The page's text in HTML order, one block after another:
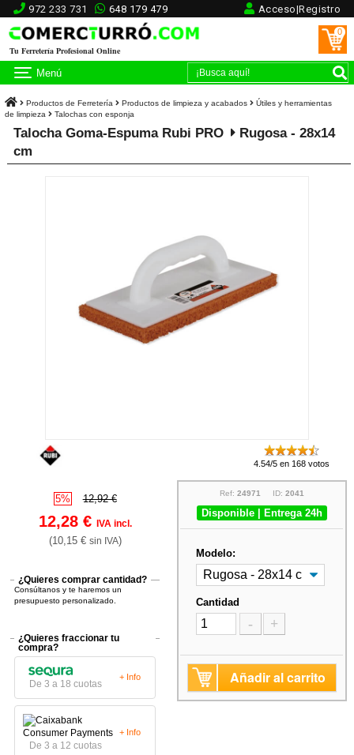
972 233 731 648 179 479 Acceso|Registro
Tu Ferretería Profesional Online
0
Menú
Productos de Ferretería Productos de limpieza y acabados
Útiles y herramientas
de limpieza
Talochas con esponja
Talocha Goma-Espuma Rubi PRO
Rugosa - 28x14
cm
4.54/5 en 168 votos
5% 12,92 €
12,28 € IVA incl.
(10,15 € sin IVA)
¿Quieres comprar cantidad?
Consúltanos y te haremos un
presupuesto personalizado.
¿Quieres fraccionar tu
compra?
De 3 a 18 cuotas
+ Info
De 3 a 12 cuotas
+ Info
Ref: 24971 ID: 2041
Disponible | Entrega 24h
Modelo:
Cantidad
- +
Añadir al carrito